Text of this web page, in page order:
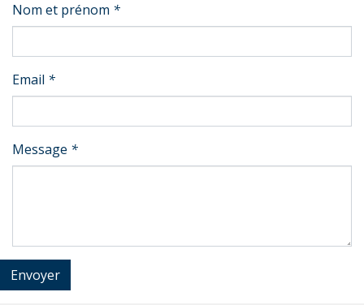
Nom et prénom *
Email *
Message *
Envoyer